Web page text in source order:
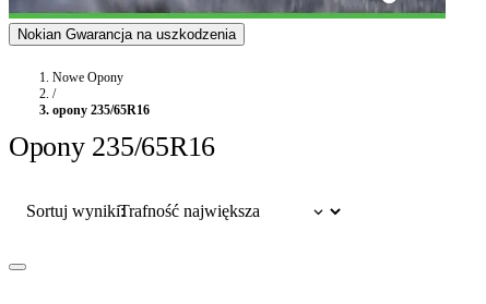
Nokian Gwarancja na uszkodzenia
Nowe Opony
/
opony 235/65R16
Opony 235/65R16
Sortuj wyniki: